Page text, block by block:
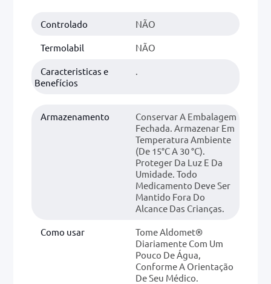
Controlado NÃO
Termolabil NÃO
Caracteristicas e
Benefícios
.
Armazenamento
Conservar A Embalagem
Fechada. Armazenar Em
Temperatura Ambiente
(de 15°C A 30 °C).
Proteger Da Luz E Da
Umidade. Todo
Medicamento Deve Ser
Mantido Fora Do
Alcance Das Crianças.
Como usar
Tome Aldomet®
Diariamente Com Um
Pouco De Água,
Conforme A Orientação
De Seu Médico.